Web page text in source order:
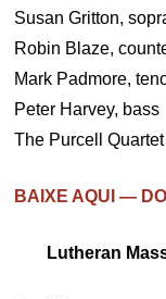
Susan Gritton,
Robin Blaze,
Mark Padmore,
Peter Harvey, bass
The Purcell Quartet
BAIXE AQUI —
Lutheran